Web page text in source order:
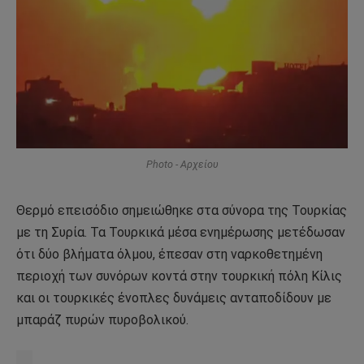
Photo - Αρχείου
Θερμό επεισόδιο σημειώθηκε στα σύνορα της Τουρκίας
με τη Συρία. Τα Τουρκικά μέσα ενημέρωσης μετέδωσαν
ότι δύο βλήματα όλμου, έπεσαν στη ναρκοθετημένη
περιοχή των συνόρων κοντά στην τουρκική πόλη Κίλις
και οι τουρκικές ένοπλες δυνάμεις ανταποδίδουν με
μπαράζ πυρών πυροβολικού.